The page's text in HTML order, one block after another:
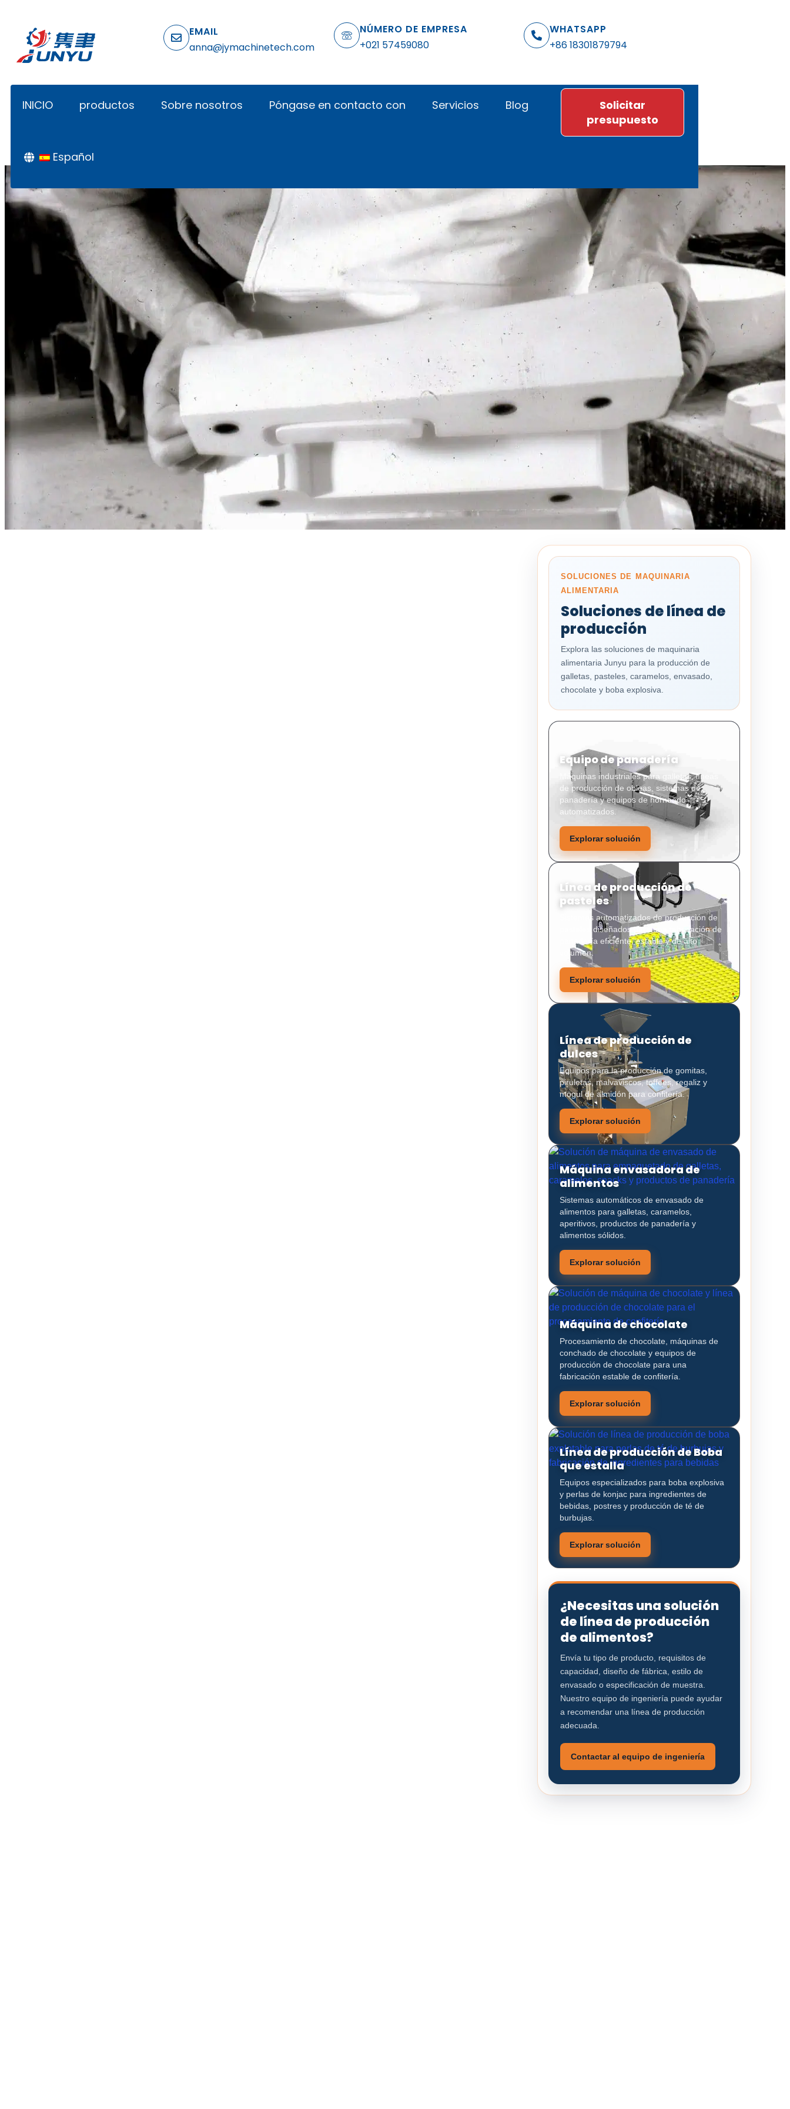
EMAIL
anna@jymachinetech.com
NÚMERO DE EMPRESA
+021 57459080
WHATSAPP
+86 18301879794
INICIO productos Sobre nosotros Póngase en contacto con Servicios Blog
Español
Solicitar
presupuesto
SOLUCIONES DE MAQUINARIA
ALIMENTARIA
Soluciones de línea de
producción
Explora las soluciones de maquinaria
alimentaria Junyu para la producción de
galletas, pasteles, caramelos, envasado,
chocolate y boba explosiva.
Equipo de panadería
Máquinas industriales para galletas, líneas
de producción de obleas, sistemas de
panadería y equipos de horneado
automatizados.
Explorar solución
Línea de producción de
pasteles
Sistemas automatizados de producción de
pasteles diseñados para una fabricación de
panadería eficiente, estable y de alto
volumen.
Explorar solución
Línea de producción de
dulces
Equipos para la producción de gomitas,
piruletas, malvaviscos, toffees, regaliz y
mogul de almidón para confitería.
Explorar solución
Máquina envasadora de
alimentos
Sistemas automáticos de envasado de
alimentos para galletas, caramelos,
aperitivos, productos de panadería y
alimentos sólidos.
Explorar solución
Máquina de chocolate
Procesamiento de chocolate, máquinas de
conchado de chocolate y equipos de
producción de chocolate para una
fabricación estable de confitería.
Explorar solución
Línea de producción de Boba
que estalla
Equipos especializados para boba explosiva
y perlas de konjac para ingredientes de
bebidas, postres y producción de té de
burbujas.
Explorar solución
¿Necesitas una solución
de línea de producción
de alimentos?
Envía tu tipo de producto, requisitos de
capacidad, diseño de fábrica, estilo de
envasado o especificación de muestra.
Nuestro equipo de ingeniería puede ayudar
a recomendar una línea de producción
adecuada.
Contactar al equipo de ingeniería